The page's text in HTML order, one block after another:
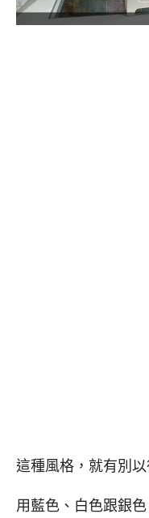
這種風格，就有別
用藍色、白色跟銀